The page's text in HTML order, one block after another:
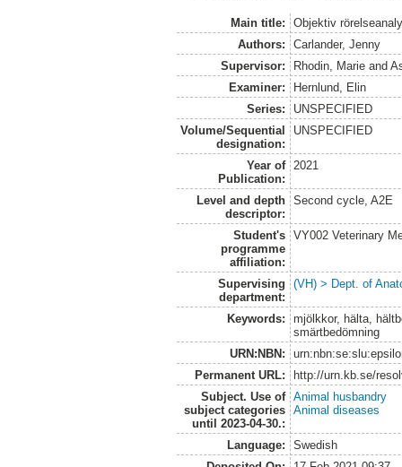
Main title:
Objektiv
Authors:
Carlander, Jenny
Supervisor:
Rhodin, Marie and
Examiner:
Hernlund, Elin
Series:
UNSPECIFIED
Volume/Sequential
designation:
UNSPECIFIED
Year of
Publication:
2021
Level and depth
descriptor:
Second cycle, A2E
Student's
programme
affiliation:
VY002 Veterinary
Supervising
department:
(VH) > Dept. of
Keywords:
mjölkkor, hälta,
smärtbedömning
URN:NBN:
Permanent URL:
http://urn.kb.se/
Subject. Use of
subject categories
until 2023-04-30.:
Animal husbandry
Animal diseases
Language:
Swedish